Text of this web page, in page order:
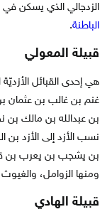
الزدجالي الذي يسكن
الباطنة.
قبيلة المعولي
هي إحدى القبائل
غنم بن غالب بن عثمان
بن عبدالله بن مالك بن
نسب الأزد إلى الأزد
بن يشجب بن يعرب بن
ومنها الزوامل،
قبيلة الهادي